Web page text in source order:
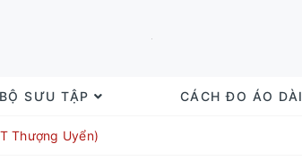
BỘ SƯU TẬP CÁCH ĐO ÁO DÀI
Thượng Uyển)